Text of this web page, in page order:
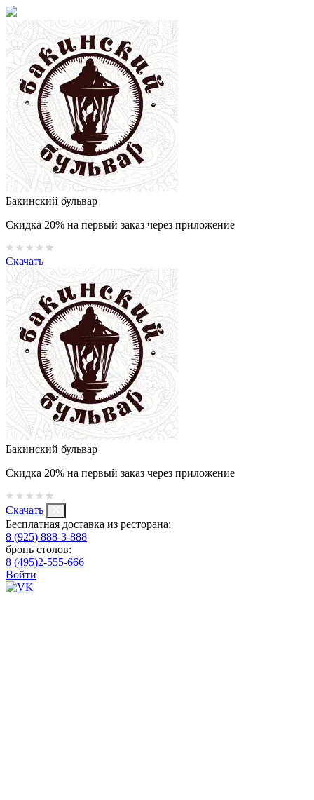
Бакинский бульвар
Скидка 20% на первый заказ через приложение
Скачать
Бакинский бульвар
Скидка 20% на первый заказ через приложение
Скачать
Бесплатная доставка из ресторана:
8 (925) 888-3-888
бронь столов:
8 (495)2-555-666
Войти